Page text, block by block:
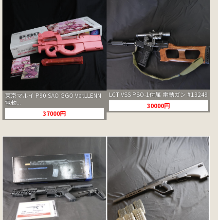
東京マルイ P90 SAO GGO Ver.LLENN
電動...
37000円
LCT VSS PSO-1付属 電動ガン #13249
30000円